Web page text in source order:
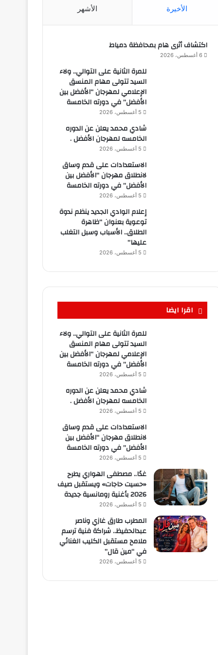
الأخيرة الأشهر
اكتشاف أثرى هام بمحافظة دمياط
6 أغسطس، 2026
للمرة الثانية على التوالي.. ولاء
السيد تتولى مهام المنسق
الإعلامي لمهرجان “الأفضل بين
الأفضل” في دورته الخامسة
5 أغسطس، 2026
شادي محمد يعلن عن الدوره
الخامسه لمهرجان الأفضل .
5 أغسطس، 2026
الاستعدادات على قدم وساق
لانطلاق مهرجان “الأفضل بين
الأفضل” في دورته الخامسة
5 أغسطس، 2026
إعلام الوادي الجديد ينظم ندوة
توعوية بعنوان “ظاهرة
الطلاق.. الأسباب وسبل التغلب
عليها”
5 أغسطس، 2026
اقرا ايضا
للمرة الثانية على التوالي.. ولاء
السيد تتولى مهام المنسق
الإعلامي لمهرجان “الأفضل بين
الأفضل” في دورته الخامسة
5 أغسطس، 2026
شادي محمد يعلن عن الدوره
الخامسه لمهرجان الأفضل .
5 أغسطس، 2026
الاستعدادات على قدم وساق
لانطلاق مهرجان “الأفضل بين
الأفضل” في دورته الخامسة
5 أغسطس، 2026
غدًا.. مصطفى الهواري يطرح
«حسيت حاجات» ويستقبل صيف
2026 بأغنية رومانسية جديدة
5 أغسطس، 2026
المطرب طارق غازي وناصر
عبدالحفيظ.. شراكة فنية ترسم
ملامح مستقبل الكليب الغنائي
في “مين قال”
5 أغسطس، 2026